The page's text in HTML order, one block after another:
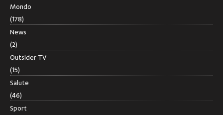
Mondo
(178)
News
(2)
Outsider TV
(15)
Salute
(46)
Sport